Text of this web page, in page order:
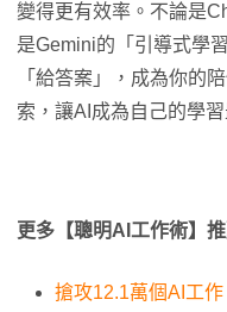
變得更有效率。不論是
是Gemini的「引導式學
「給答案」，成為你的
索，讓AI成為自己的學習
更多【聰明AI工作術】推
搶攻12.1萬個AI工